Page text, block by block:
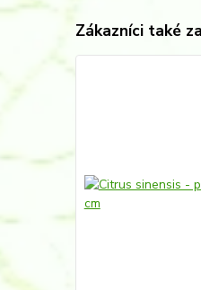
Zákazníci také